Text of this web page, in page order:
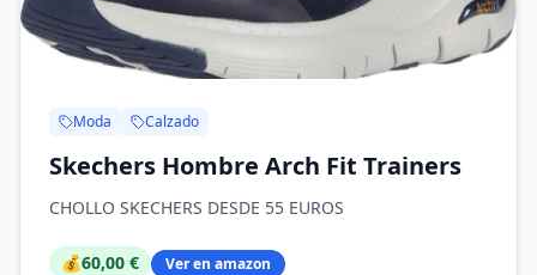
Moda Calzado
Skechers Hombre Arch Fit Trainers
CHOLLO SKECHERS DESDE 55 EUROS
💰60,00 € Ver en amazon